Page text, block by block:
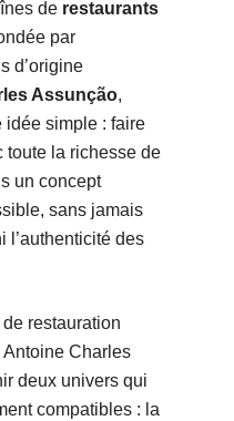
de restaurants
par
d’origine
Assunção,
idée simple : faire
toute la richesse de
un concept
sans jamais
l’authenticité des
restauration
Charles
deux univers qui
compatibles : la